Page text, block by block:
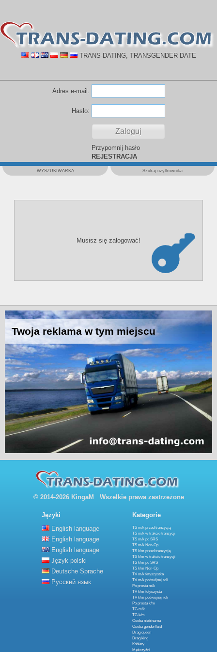
TRANS-DATING, TRANSGENDER DATE
Adres e-mail:
Hasło:
Przypomnij hasło
REJESTRACJA
WYSZUKIWARKA Szukaj użytkownika
Musisz się zalogować!
© 2014-2026 KingaM Wszelkie prawa zastrzeżone
Języki
English language
English language
English language
Język polski
Deutsche Sprache
Русский язык
Kategorie
TS m/k przed tranzycją
TS m/k w trakcie tranzycji
TS m/k po SRS
TS m/k Non-Op
TS k/m przed tranzycją
TS k/m w trakcie tranzycji
TS k/m po SRS
TS k/m Non-Op
TV m/k fetyszystka
TV m/k podwójnej roli
Po prostu m/k
TV k/m fetyszysta
TV k/m podwójnej roli
Po prostu k/m
TG m/k
TG k/m
Osoba niebinarna
Osoba genderfluid
Drag queen
Drag king
Kobiety
Mężczyźni